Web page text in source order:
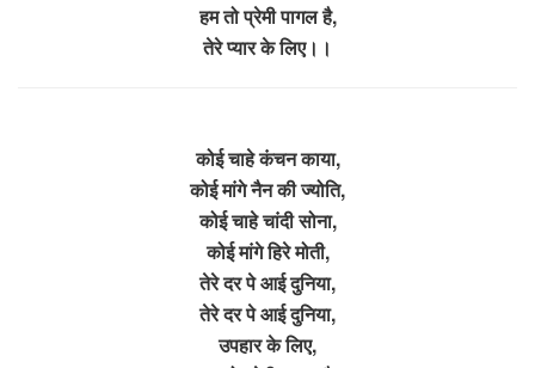
हम तो प्रेमी पागल है,
तेरे प्यार के लिए।।
कोई चाहे कंचन काया,
कोई मांगे नैन की ज्योति,
कोई चाहे चांदी सोना,
कोई मांगे हिरे मोती,
तेरे दर पे आई दुनिया,
तेरे दर पे आई दुनिया,
उपहार के लिए,